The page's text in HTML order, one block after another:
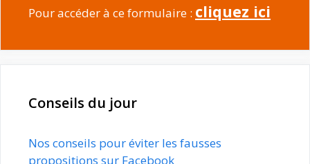
Pour accéder à ce formulaire : cliquez ici
Conseils du jour
Nos conseils pour éviter les fausses
propositions sur Facebook